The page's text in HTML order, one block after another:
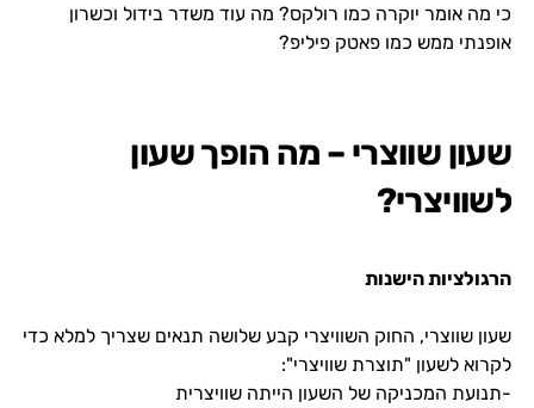
כי מה אומר יוקרה כמו רולקס? מה עוד משדר בידול וכשרון
אופנתי ממש כמו פאטק פיליפ?
שעון שווצרי – מה הופך שעון
לשוויצרי?
הרגולציות הישנות
שעון שווצרי, החוק השוויצרי קבע שלושה תנאים שצריך למלא כדי
לקרוא לשעון "תוצרת שוויצרי":
-תנועת המכניקה של השעון הייתה שוויצרית